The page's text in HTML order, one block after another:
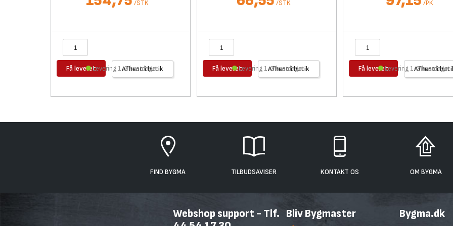
/STK
Få leveret Afhent i butik
Levering 1-2 hverdage
/STK
Få leveret Afhent i butik
Levering 1-2 hverdage
/PK
Få leveret Afhent i
Levering 1-2 hverdage
FIND BYGMA TILBUDSAVISER KONTAKT OS OM BYGMA
Webshop support - Tlf. Bliv Bygmaster Bygma.dk